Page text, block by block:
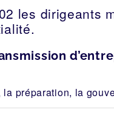
les dirigeants
préparation, la